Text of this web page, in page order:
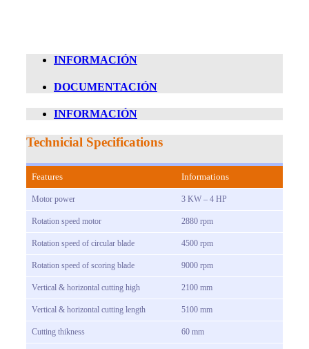
INFORMACIÓN
DOCUMENTACIÓN
INFORMACIÓN
Technicial Specifications
Features Informations
Motor power 3 KW – 4 HP
Rotation speed motor 2880 rpm
Rotation speed of circular blade 4500 rpm
Rotation speed of scoring blade 9000 rpm
Vertical & horizontal cutting high 2100 mm
Vertical & horizontal cutting length 5100 mm
Cutting thikness 60 mm